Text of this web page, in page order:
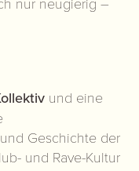
und eine
Geschichte der
und Rave-Kultur